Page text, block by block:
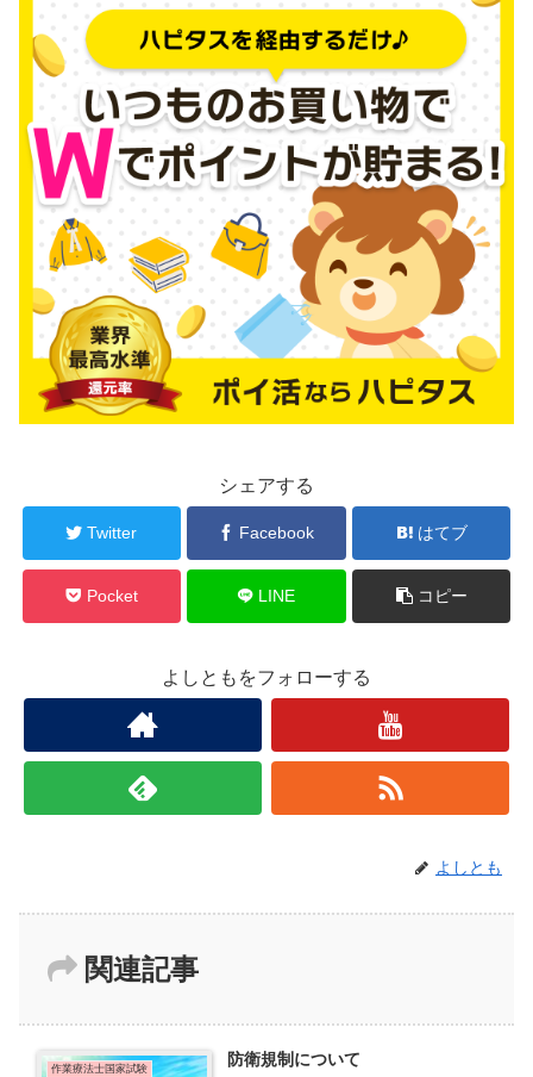
シェアする
Twitter Facebook はてブ
Pocket LINE コピー
よしともをフォローする
よしとも
関連記事
作業療法士国家試験 防衛規制について